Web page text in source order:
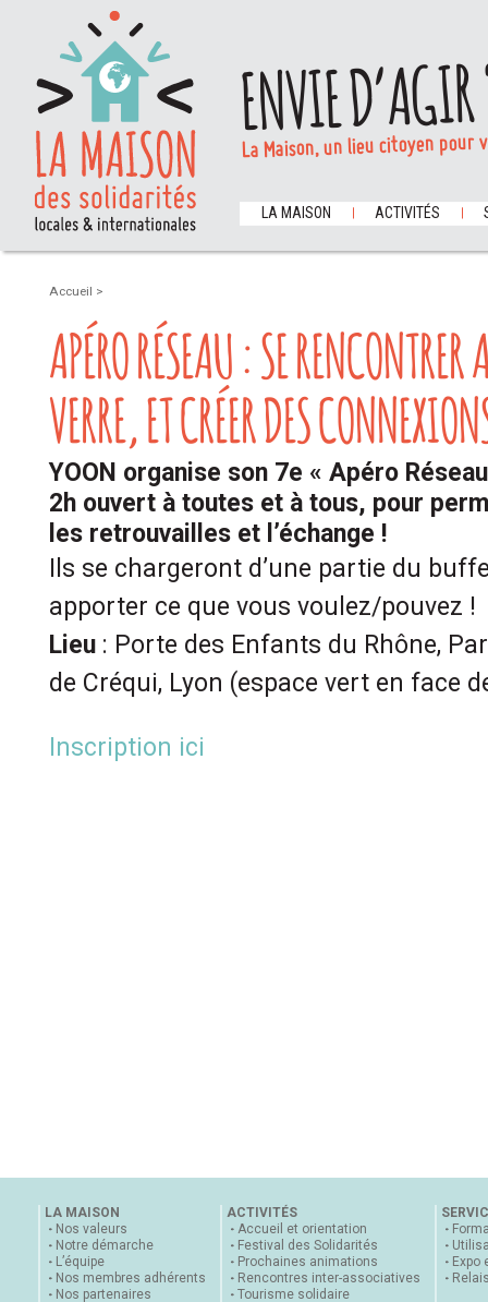
ENVIE
La Maison, un lieu citoyen
LA MAISON ACTIVITÉS
Accueil >
APÉRO RÉSEAU : SE
VERRE, ET CRÉER DES
YOON organise son 7e « Apéro
2h ouvert à toutes et à tous, pour
les retrouvailles et l’échange !
Ils se chargeront d’une partie du
apporter ce que vous voulez/pouvez !
Lieu : Porte des Enfants du Rhône,
de Créqui, Lyon (espace vert en face
Inscription ici
LA MAISON
Nos valeurs
Notre démarche
L’équipe
Nos membres adhérents
Nos partenaires
ACTIVITÉS
Accueil et orientation
Festival des Solidarités
Prochaines animations
Rencontres inter-associatives
Tourisme solidaire
Expo